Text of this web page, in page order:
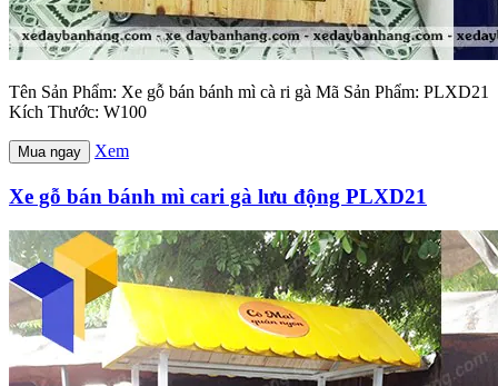
Tên Sản Phẩm: Xe gỗ bán bánh mì cà ri gà Mã Sản Phẩm: PLXD21
Kích Thước: W100
Mua ngay Xem
Xe gỗ bán bánh mì cari gà lưu động PLXD21